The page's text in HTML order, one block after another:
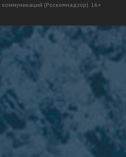
коммуникаций (Роскомнадзор). 16+